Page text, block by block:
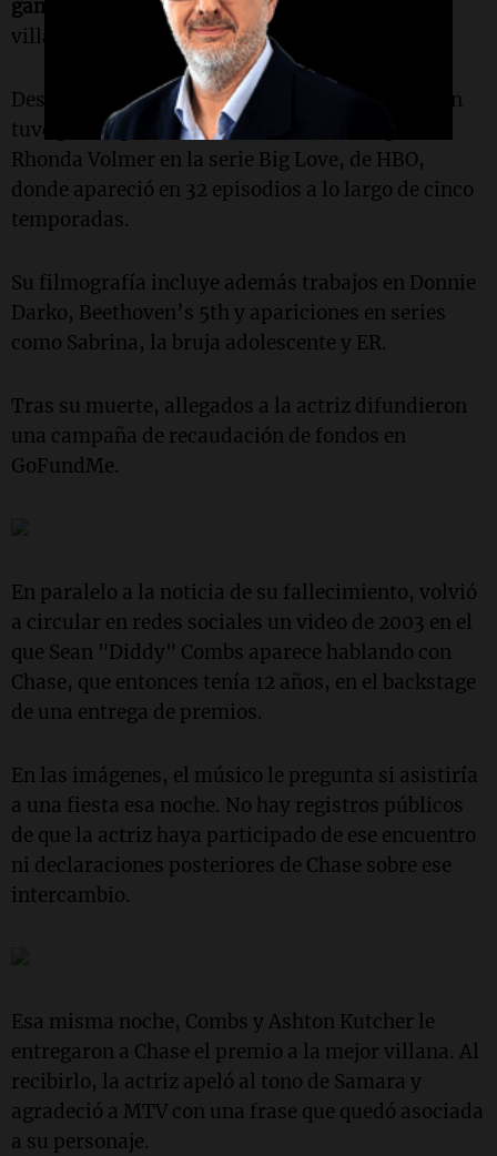
ganó en 2003 el MTV Movie Award
villana.
Después de aquel salto a la fama, Chase también
tuvo participación en la televisión. Interpretó a
Rhonda Volmer en la serie Big Love, de HBO,
donde apareció en 32 episodios a lo largo de cinco
temporadas.
Su filmografía incluye además trabajos en Donnie
Darko, Beethoven’s 5th y apariciones en series
como Sabrina, la bruja adolescente y ER.
Tras su muerte, allegados a la actriz difundieron
una campaña de recaudación de fondos en
GoFundMe.
En paralelo a la noticia de su fallecimiento, volvió
a circular en redes sociales un video de 2003 en el
que Sean "Diddy" Combs aparece hablando con
Chase, que entonces tenía 12 años, en el backstage
de una entrega de premios.
En las imágenes, el músico le pregunta si asistiría
a una fiesta esa noche. No hay registros públicos
de que la actriz haya participado de ese encuentro
ni declaraciones posteriores de Chase sobre ese
intercambio.
Esa misma noche, Combs y Ashton Kutcher le
entregaron a Chase el premio a la mejor villana. Al
recibirlo, la actriz apeló al tono de Samara y
agradeció a MTV con una frase que quedó asociada
a su personaje.